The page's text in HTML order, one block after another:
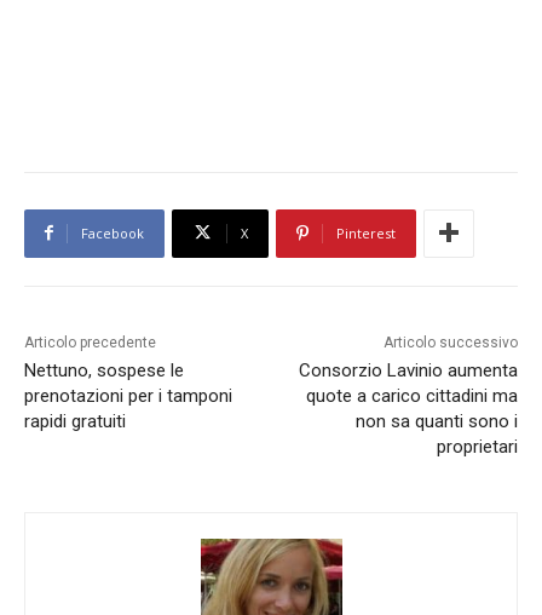
Facebook X Pinterest
Articolo precedente
Nettuno, sospese le
prenotazioni per i tamponi
rapidi gratuiti
Articolo successivo
Consorzio Lavinio aumenta
quote a carico cittadini ma
non sa quanti sono i
proprietari